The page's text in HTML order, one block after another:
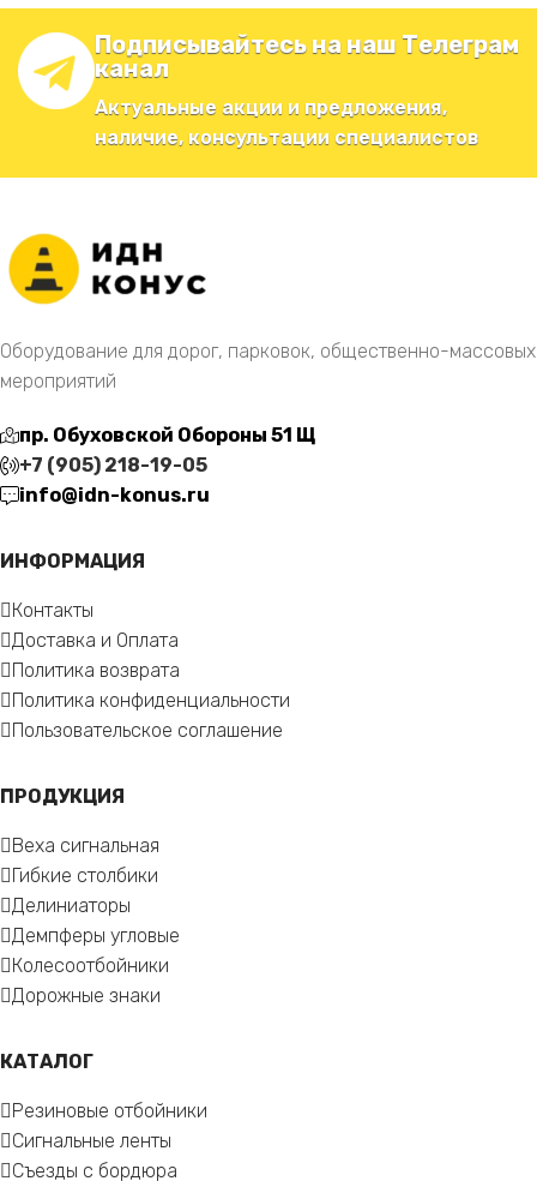
Подписывайтесь на наш Телеграм
канал
Актуальные акции и предложения,
наличие, консультации специалистов
Оборудование для дорог, парковок, общественно-массовых
мероприятий
пр. Обуховской Обороны 51 Щ
+7 (905) 218-19-05
info@idn-konus.ru
ИНФОРМАЦИЯ
Контакты
Доставка и Оплата
Политика возврата
Политика конфиденциальности
Пользовательское соглашение
ПРОДУКЦИЯ
Веха сигнальная
Гибкие столбики
Делиниаторы
Демпферы угловые
Колесоотбойники
Дорожные знаки
КАТАЛОГ
Резиновые отбойники
Сигнальные ленты
Съезды с бордюра